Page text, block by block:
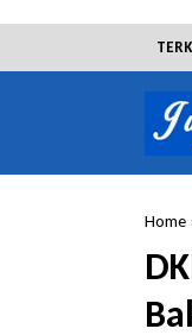
Home